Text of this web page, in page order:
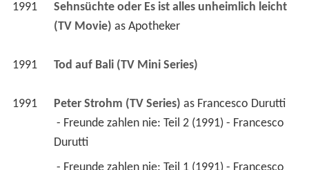
1991
Sehnsüchte oder Es ist alles unheimlich leicht
(TV Movie) as Apotheker
1991 Tod auf Bali (TV Mini Series)
1991 Peter Strohm (TV Series) as Francesco Durutti
Durutti